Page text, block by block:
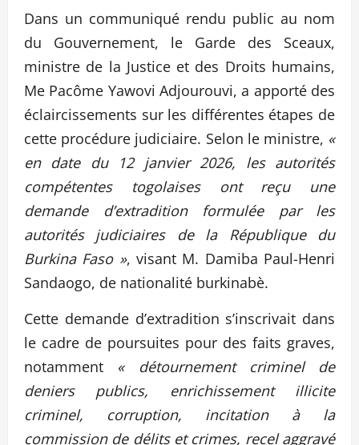
Dans un communiqué rendu public au nom
du Gouvernement, le Garde des Sceaux,
ministre de la Justice et des Droits humains,
Me Pacôme Yawovi Adjourouvi, a apporté des
éclaircissements sur les différentes étapes de
cette procédure judiciaire. Selon le ministre, «
en date du 12 janvier 2026, les autorités
compétentes togolaises ont reçu une
demande d’extradition formulée par les
autorités judiciaires de la République du
Burkina Faso », visant M. Damiba Paul-Henri
Sandaogo, de nationalité burkinabè.
Cette demande d’extradition s’inscrivait dans
le cadre de poursuites pour des faits graves,
notamment « détournement criminel de
deniers publics, enrichissement illicite
criminel, corruption, incitation à la
commission de délits et crimes, recel aggravé